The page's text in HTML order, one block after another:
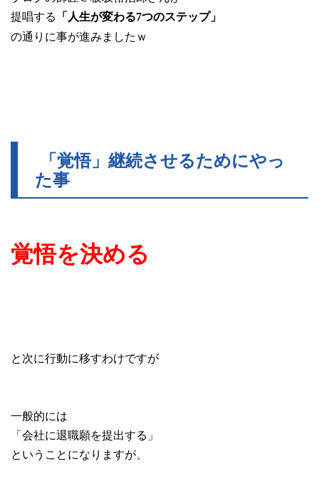
提唱する
「人生が変わる7つのステップ」
の通りに事が進みましたｗ
「覚悟」継続させるためにやっ
た事
覚悟を決める
と次に行動に移すわけですが
一般的には
「会社に退職願を提出する」
ということになりますが、